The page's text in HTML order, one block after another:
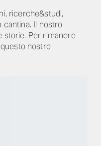
ricerche&studi,
cantina. Il nostro
storie. Per rimanere
nostro